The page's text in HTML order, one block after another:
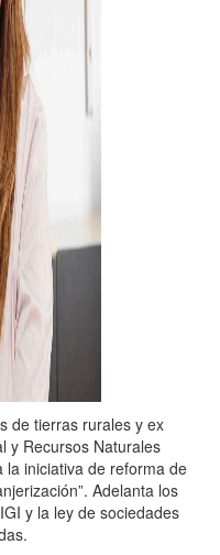
de tierras rurales y ex
y Recursos Naturales
iniciativa de reforma de
Adelanta los
y la ley de sociedades